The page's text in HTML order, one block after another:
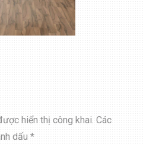
hiển thị công khai. Các
dấu*